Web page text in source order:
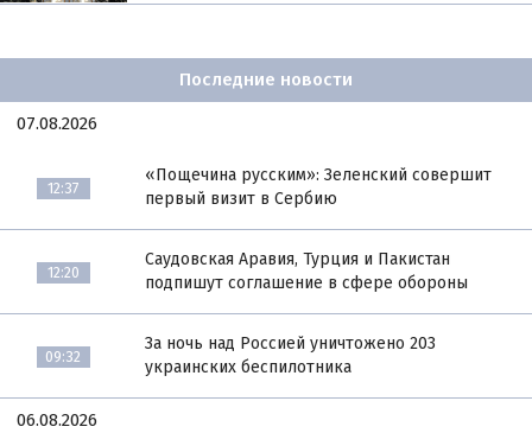
Последние новости
07.08.2026
12:37
«Пощечина русским»: Зеленский совершит
первый визит в Сербию
12:20
Саудовская Аравия, Турция и Пакистан
подпишут соглашение в сфере обороны
09:32
За ночь над Россией уничтожено 203
украинских беспилотника
06.08.2026